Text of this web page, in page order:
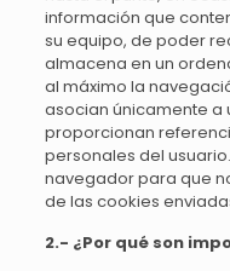
información que
su equipo, de poder
almacena en un
al máximo la
asocian únicamente a
proporcionan
personales del
navegador para que
de las cookies
2.- ¿Por qué son